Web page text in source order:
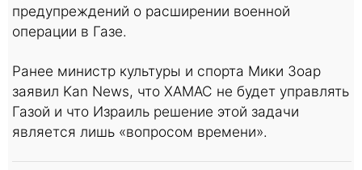
предупреждений о расширении военной
операции в Газе.
Ранее министр культуры и спорта Мики Зоар
заявил Kan News, что ХАМАС не будет управлять
Газой и что Израиль решение этой задачи
является лишь «вопросом времени».